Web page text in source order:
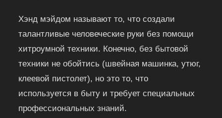
Хэнд мэйдом называют то, что создали
талантливые человеческие руки без помощи
хитроумной техники. Конечно, без бытовой
техники не обойтись (швейная машинка, утюг,
клеевой пистолет), но это то, что
используется в быту и требует специальных
профессиональных знаний.